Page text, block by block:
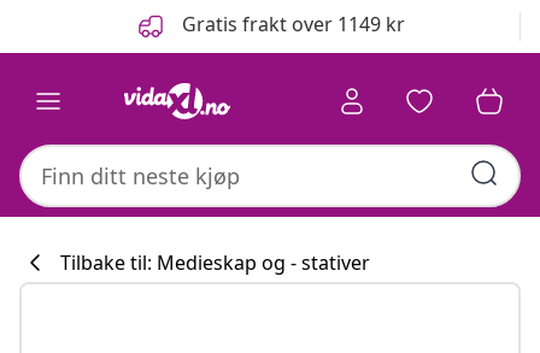
Gratis frakt over 1149 kr
Tilbake til: Medieskap og - stativer